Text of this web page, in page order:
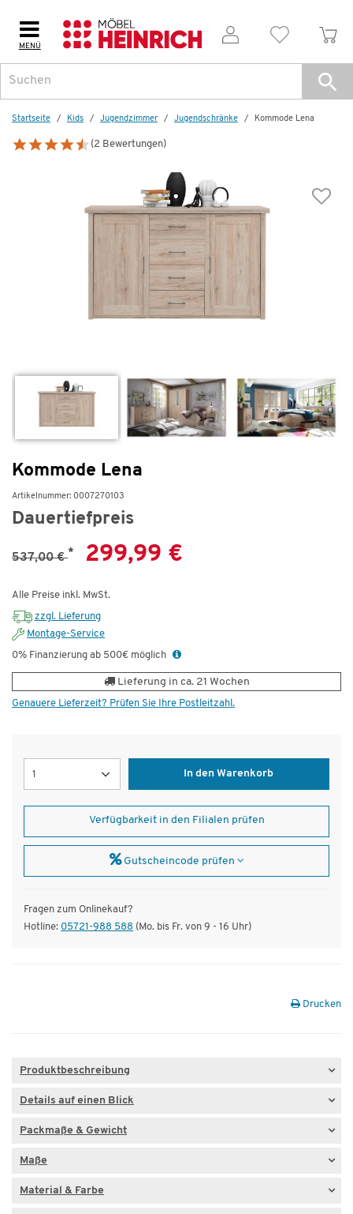
MENÜ
Startseite Kids Jugendzimmer Jugendschränke Kommode Lena
(2 Bewertungen)
Kommode Lena
Artikelnummer: 0007270103
Dauertiefpreis
537,00 €* 299,99 €
Alle Preise inkl. MwSt.
zzgl. Lieferung
Montage-Service
0% Finanzierung ab 500€ möglich
Lieferung in ca. 21 Wochen
Genauere Lieferzeit? Prüfen Sie Ihre Postleitzahl.
In den Warenkorb
Weitere Artikel aus der Serie
Wenige verfügbar
Nachttisch
Lena
Verfügbarkeit in den Filialen prüfen
Gutscheincode prüfen
Fragen zum Onlinekauf?
Hotline: 05721-988 588 (Mo. bis Fr. von 9 - 16 Uhr)
Drucken
Produktbeschreibung
Details auf einen Blick
Packmaße & Gewicht
Maße
Material & Farbe